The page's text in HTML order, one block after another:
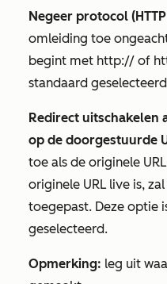
Negeer protocol (HTTP
omleiding toe
begint met http:// of
standaard
Redirect uitschakelen
op de doorgestuurde
toe als de originele
originele URL live is,
toegepast. Deze optie
geselecteerd.
Opmerking: leg uit